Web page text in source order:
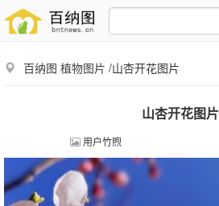
百纳图 植物图片 /山杏开花图片
山杏开花图片
用户竹煦